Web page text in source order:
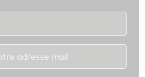
Chargement...